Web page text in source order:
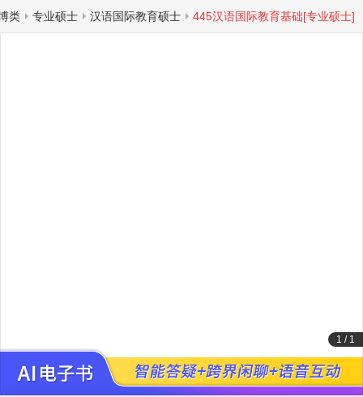
类 专业硕士 汉语国际教育硕士 445汉语国际教育基础[专业硕士]
1 / 1